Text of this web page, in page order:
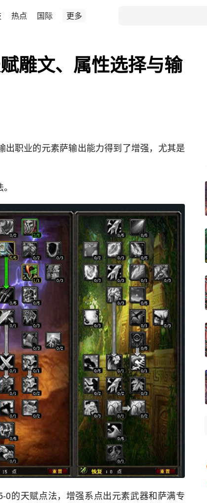
热点 国际 更多
雕文、属性选择与输
职业的元素萨输出能力得到了增强，尤其是
0的天赋点法，增强系点出元素武器和萨满专